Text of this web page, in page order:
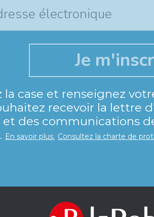
la case et renseignez
recevoir la lettre
et des communications
En savoir plus. Consultez la charte de